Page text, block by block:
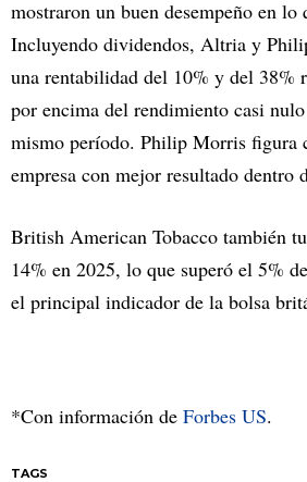
mostraron un buen desempeño en lo
Incluyendo dividendos, Altria y
una rentabilidad del 10% y del 38%
por encima del rendimiento casi
mismo período. Philip Morris figura
empresa con mejor resultado dentro
British American Tobacco también
14% en 2025, lo que superó el 5%
el principal indicador de la bolsa
*Con información de Forbes US.
TAGS